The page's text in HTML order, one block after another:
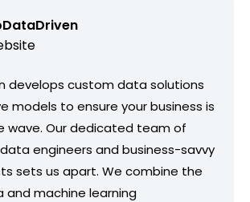
develops custom data solutions
models to ensure your business is
wave. Our dedicated team of
engineers and business-savvy
sets us apart. We combine the
and machine learning